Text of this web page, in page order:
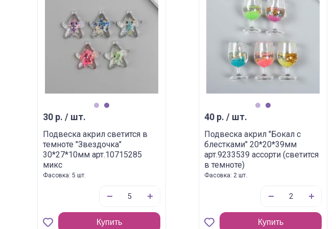
30 р. / шт.
Подвеска акрил светится в
темноте "Звездочка"
30*27*10мм арт.10715285
микс
Фасовка: 5 шт.
Купить
40 р. / шт.
Подвеска акрил "Бокал с
блестками" 20*20*39мм
арт.9233539 ассорти (светится
в темноте)
Фасовка: 2 шт.
Купить